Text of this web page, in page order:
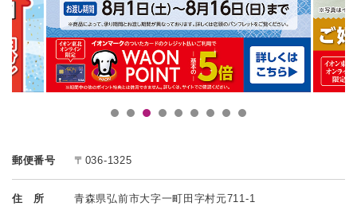
郵便番号 〒036-1325
住 所 青森県弘前市大字一町田字村元711-1